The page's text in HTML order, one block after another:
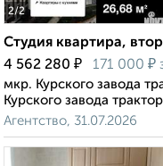
2/2
Студия квартира,
4 562 280 ₽ 171 000 ₽
мкр. Курского завода
Курского завода
Агентство, 31.07.2026